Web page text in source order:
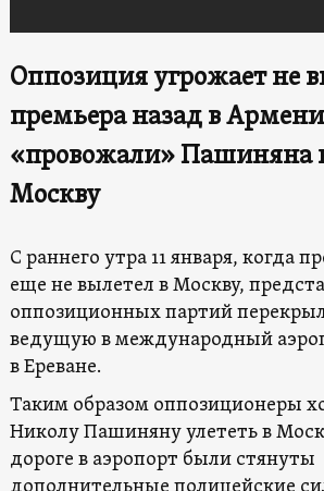
Оппозиция угрожает не
премьера назад в
«провожали» Пашиняна
Москву
С раннего утра 11 января, когда
еще не вылетел в Москву,
оппозиционных партий
ведущую в международный
в Ереване.
Таким образом оппозиционеры
Николу Пашиняну улететь в
дороге в аэропорт были стянуты